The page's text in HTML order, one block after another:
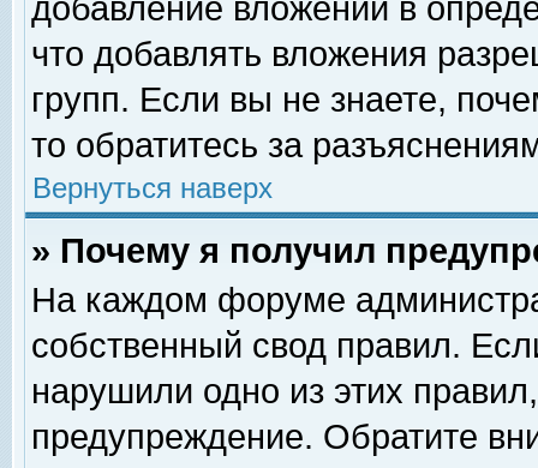
добавление вложений в
что добавлять вложения
групп. Если вы не знаете,
то обратитесь за
Вернуться наверх
» Почему я получил
На каждом форуме
собственный свод правил.
нарушили одно из этих
предупреждение. Обратите